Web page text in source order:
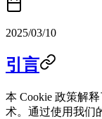
2025/03/10
引言
本 Cookie 政策解
术。通过使用我们